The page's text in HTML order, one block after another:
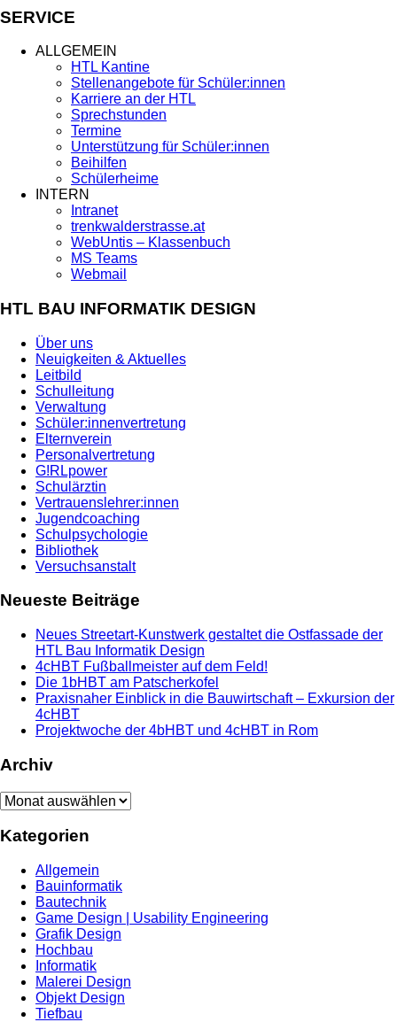
SERVICE
ALLGEMEIN
HTL Kantine
Stellenangebote für Schüler:innen
Karriere an der HTL
Sprechstunden
Termine
Unterstützung für Schüler:innen
Beihilfen
Schülerheime
INTERN
Intranet
trenkwalderstrasse.at
WebUntis – Klassenbuch
MS Teams
Webmail
HTL BAU INFORMATIK DESIGN
Über uns
Neuigkeiten & Aktuelles
Leitbild
Schulleitung
Verwaltung
Schüler:innenvertretung
Elternverein
Personalvertretung
G!RLpower
Schulärztin
Vertrauenslehrer:innen
Jugendcoaching
Schulpsychologie
Bibliothek
Versuchsanstalt
Neueste Beiträge
Neues Streetart-Kunstwerk gestaltet die Ostfassade der
HTL Bau Informatik Design
4cHBT Fußballmeister auf dem Feld!
Die 1bHBT am Patscherkofel
Praxisnaher Einblick in die Bauwirtschaft – Exkursion der
4cHBT
Projektwoche der 4bHBT und 4cHBT in Rom
Archiv
Archiv
Kategorien
Allgemein
Bauinformatik
Bautechnik
Game Design | Usability Engineering
Grafik Design
Hochbau
Informatik
Malerei Design
Objekt Design
Tiefbau